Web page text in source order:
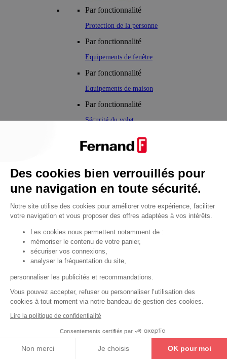
Par fonctionnalité
Protection de la personne
Par fonctionnalité
Equipements de fenêtre
Par fonctionnalité
Equipements de maison
Par fonctionnalité
Sécurité du volet
Par fonctionnalité
Cendrier
Par fonctionnalité
Equipements de porte
•Judas de porte
Fermes-portes
•Arrêts de porte
•Butoirs de porte
• Charnières de porte
• Accessoires de fixation
Les astuces
Les équipements de porte
Les équipements pour les personnes
Des cookies bien verrouillés pour
une navigation en toute sécurité.
Notre site utilise des cookies pour améliorer votre expérience, faciliter
votre navigation et vous proposer des offres adaptées à vos intérêts.
Les cookies nous permettent notamment de :
mémoriser le contenu de votre panier,
sécuriser vos connexions,
analyser la fréquentation du site,
personnaliser les publicités et recommandations.
Vous pouvez accepter, refuser ou personnaliser l’utilisation des
cookies à tout moment via notre bandeau de gestion des cookies.
Lire la politique de confidentialité
Consentements certifiés par
Non merci Je choisis OK pour moi